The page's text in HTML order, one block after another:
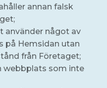
annan falsk
använder något av
på Hemsidan utan
från Företaget;
webbplats som inte